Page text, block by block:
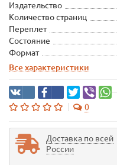
Издательство
Количество страниц
Переплет
Состояние
Формат
Все характеристики
0
Доставка по всей
России